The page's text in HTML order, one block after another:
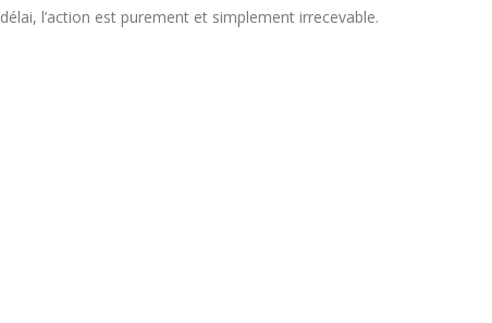
délai, l’action est purement et simplement irrecevable.